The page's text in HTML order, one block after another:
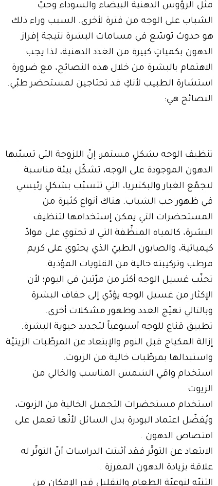
مثل الرؤوس الدهنية البيضاء والسوداء وحبّ
الشباب على الوجه من فترة لأخرى. السبب وراء ذلك
هو حدوث توسّع في مسامات البشرة نتيجة إفراز
الدهون بكمياتٍ كبيرة من الغدد الدهنية، لذا يجب
الاهتمام بالبشرة من خلال هذه النصائح، مع ضرورة
استشارة الطبيب لأنكِ قد تحتاجين لمستحضر طبّي.
النصائح هي:
تنظيف الوجه بشكلٍ مستمر: إنّ اللزوجة التي تسبّبها
الدهون الموجودة على الوجه، تشكّل بيئة مناسبة
لتجمّع الغبار والبكتيريا، التي تتسبّب بشكلٍ رئيسي
في ظهور حب الشباب. هناك أنواع كثيرة من
المستحضرات التي يمكن إستخدامها لتنظيف
البشرة، كالمياه المنظِّفة التي لا تحتوي على موادّ
كيميائية، والصابون الطبيّ الذي يحتوي على كريم
مرطب وتركيبته خالية من القلويات المؤذية.
تجنّب غسيل الوجه أكثر من مرّتين في اليوم؛ لأن
الإكثار من غسيل الوجه يؤدّي إلى جفاف البشرة
وبالتالي تهيّج الغدد وظهور مشكلات أخرى.
تطبيق قناع للوجه أسبوعياً لتجديد حيوية البشرة.
إزالة المكياج قبل النوم والإبتعاد عن المرطّبات الزيتيّة
واستبدالها بمرطّبات خالية من الزيوت.
استخدام واقي الشمس المناسب والخالي من
الزيوت.
استخدام مستحضرات التجميل الخالية من الزيوت،
ويُفضّل اعتماد البودرة بدل السائل لأنّها تعمل على
امتصاص الدهون .
الابتعاد عن التوتّر فقد أثبتت الدراسات أنّ التوتّر له
علاقة بزيادة الدهون المفرزة .
التنبّه لنوعيّة الطعام والتقليل قدر الإمكان من